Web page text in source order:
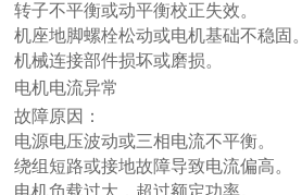
转子不平衡或动平衡校正失效。
机座地脚螺栓松动或电机基础不稳固。
机械连接部件损坏或磨损。
电机电流异常
故障原因：
电源电压波动或三相电流不平衡。
绕组短路或接地故障导致电流偏高。